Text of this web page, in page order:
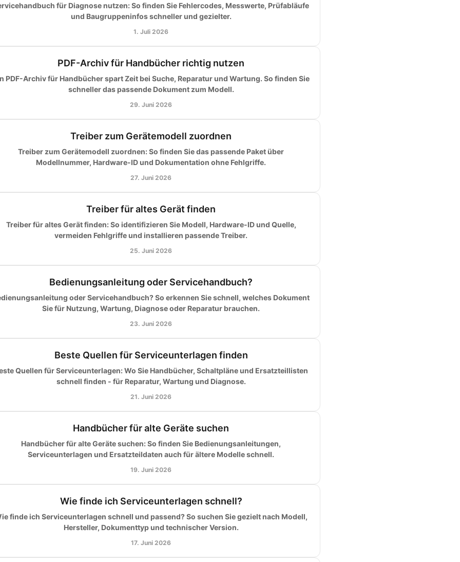
für Diagnose nutzen: So finden Sie Fehlercodes, Messwerte, Prüfabläufe
und Baugruppeninfos schneller und gezielter.
1. Juli 2026
PDF-Archiv für Handbücher richtig nutzen
PDF-Archiv für Handbücher spart Zeit bei Suche, Reparatur und Wartung. So finden Sie
schneller das passende Dokument zum Modell.
29. Juni 2026
Treiber zum Gerätemodell zuordnen
Treiber zum Gerätemodell zuordnen: So finden Sie das passende Paket über
Modellnummer, Hardware-ID und Dokumentation ohne Fehlgriffe.
27. Juni 2026
Treiber für altes Gerät finden
Treiber für altes Gerät finden: So identifizieren Sie Modell, Hardware-ID und Quelle,
vermeiden Fehlgriffe und installieren passende Treiber.
25. Juni 2026
Bedienungsanleitung oder Servicehandbuch?
oder Servicehandbuch? So erkennen Sie schnell, welches Dokument
Sie für Nutzung, Wartung, Diagnose oder Reparatur brauchen.
23. Juni 2026
Beste Quellen für Serviceunterlagen finden
Quellen für Serviceunterlagen: Wo Sie Handbücher, Schaltpläne und Ersatzteillisten
schnell finden - für Reparatur, Wartung und Diagnose.
21. Juni 2026
Handbücher für alte Geräte suchen
Handbücher für alte Geräte suchen: So finden Sie Bedienungsanleitungen,
Serviceunterlagen und Ersatzteildaten auch für ältere Modelle schnell.
19. Juni 2026
Wie finde ich Serviceunterlagen schnell?
finde ich Serviceunterlagen schnell und passend? So suchen Sie gezielt nach Modell,
Hersteller, Dokumenttyp und technischer Version.
17. Juni 2026